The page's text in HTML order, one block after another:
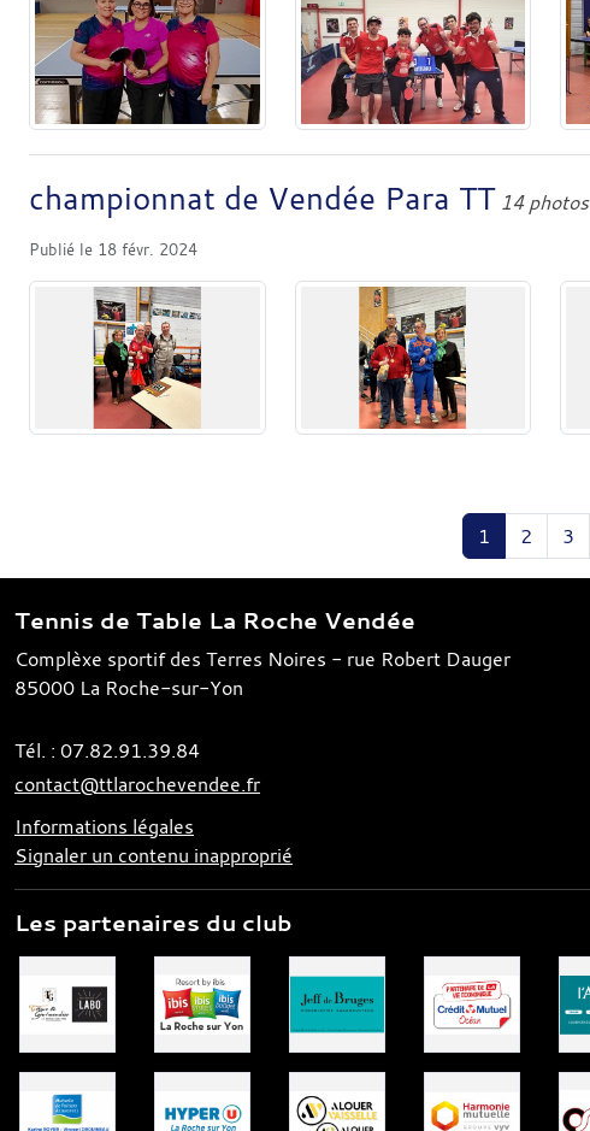
championnat de Vendée Para TT 14 photos
Publié le 18 févr. 2024
1 2 3
Tennis de Table La Roche Vendée
Complèxe sportif des Terres Noires - rue Robert Dauger
85000 La Roche-sur-Yon
Tél. : 07.82.91.39.84
contact@ttlarochevendee.fr
Informations légales
Signaler un contenu inapproprié
Les partenaires du club